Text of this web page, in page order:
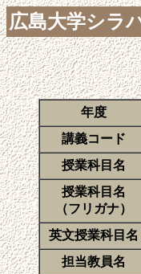
広島大学シラ
年度
講義コード
授業科目名
授業科目名
（フリガナ）
英文授業科目名
担当教員名